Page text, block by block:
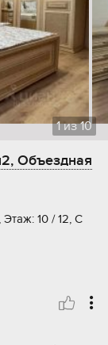
1из10
Объездная
10 / 12, С